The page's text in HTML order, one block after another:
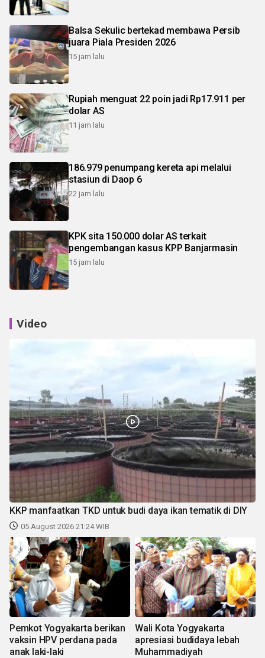
Balsa Sekulic bertekad membawa Persib
juara Piala Presiden 2026
15 jam lalu
Rupiah menguat 22 poin jadi Rp17.911 per
dolar AS
11 jam lalu
186.979 penumpang kereta api melalui
stasiun di Daop 6
22 jam lalu
KPK sita 150.000 dolar AS terkait
pengembangan kasus KPP Banjarmasin
15 jam lalu
Video
KKP manfaatkan TKD untuk budi daya ikan tematik di DIY
05 August 2026 21:24 WIB
Pemkot Yogyakarta berikan
vaksin HPV perdana pada
anak laki-laki
Wali Kota Yogyakarta
apresiasi budidaya lebah
Muhammadiyah